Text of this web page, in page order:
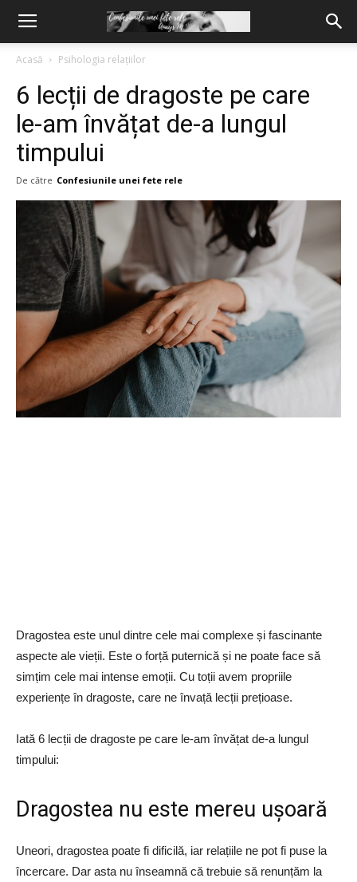
Acasă Psihologia relațiilor
6 lecții de dragoste pe care
le-am învățat de-a lungul
timpului
De către Confesiunile unei fete rele
Dragostea este unul dintre cele mai complexe și fascinante
aspecte ale vieții. Este o forță puternică și ne poate face să
simțim cele mai intense emoții. Cu toții avem propriile
experiențe în dragoste, care ne învață lecții prețioase.
Iată 6 lecții de dragoste pe care le-am învățat de-a lungul
timpului:
Dragostea nu este mereu ușoară
Uneori, dragostea poate fi dificilă, iar relațiile ne pot fi puse la
încercare. Dar asta nu înseamnă că trebuie să renunțăm la